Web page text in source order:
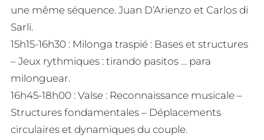
une même séquence. Juan D’Arienzo et Carlos di
Sarli.
15h15-16h30 : Milonga traspié : Bases et structures
– Jeux rythmiques : tirando pasitos … para
milonguear.
16h45-18h00 : Valse : Reconnaissance musicale –
Structures fondamentales – Déplacements
circulaires et dynamiques du couple.